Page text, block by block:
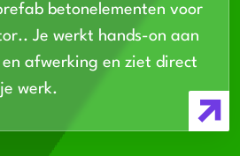
betonelementen voor
Je werkt hands-on aan
afwerking en ziet direct
werk.